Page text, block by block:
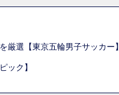
選【東京五輪男子サッカー】
ック】